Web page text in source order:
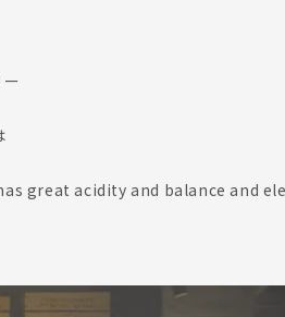
great acidity and balance and